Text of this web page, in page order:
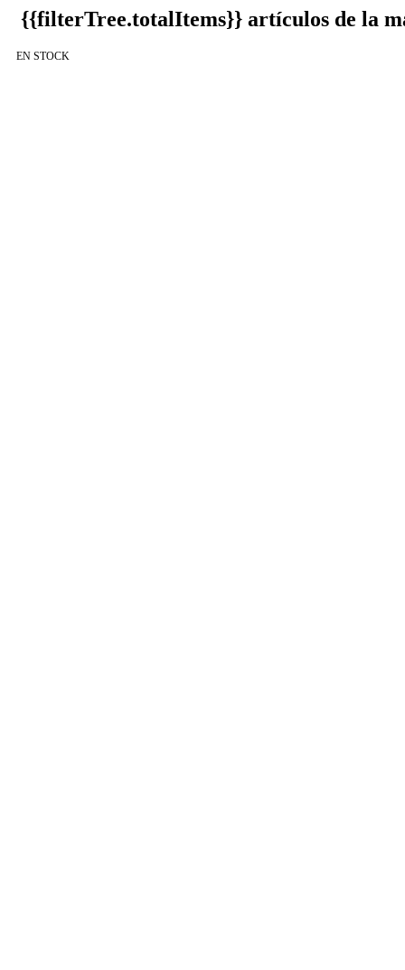
{{filterTree.totalItems}} artículos de la
EN STOCK